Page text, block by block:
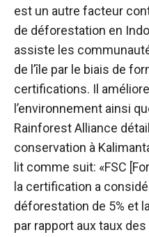
est un autre facteur
de déforestation en
assiste les
de l’île par le biais de
certifications. Il
l’environnement ainsi
Rainforest Alliance
conservation à
lit comme suit: «FSC
la certification a
déforestation de 5% et
par rapport aux taux